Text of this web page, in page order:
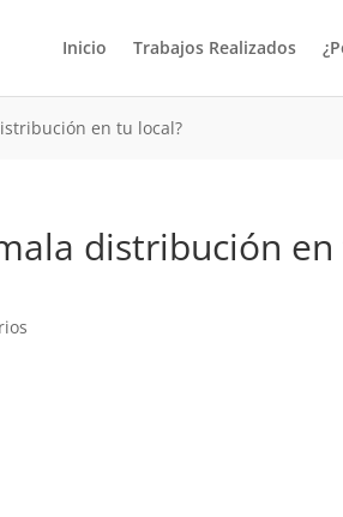
Inicio Trabajos Realizados
en tu local?
distribución